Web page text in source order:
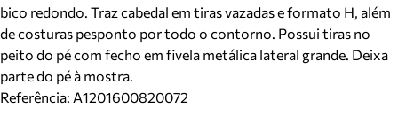
bico redondo. Traz cabedal em tiras vazadas e formato H, além
de costuras pesponto por todo o contorno. Possui tiras no
peito do pé com fecho em fivela metálica lateral grande. Deixa
parte do pé à mostra.
Referência: A1201600820072